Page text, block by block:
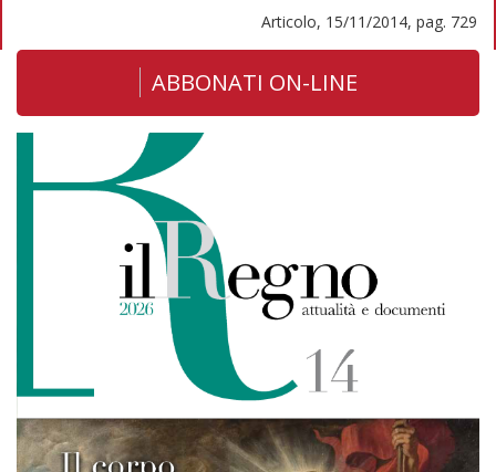
Articolo, 15/11/2014, pag. 729
ABBONATI ON-LINE